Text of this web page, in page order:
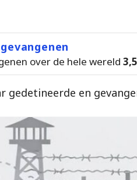
over de hele wereld
gedetineerde en